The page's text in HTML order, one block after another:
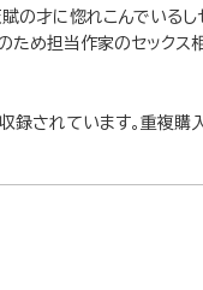
の才に惚れこんでいるし
ため担当作家のセックス
されています。重複購